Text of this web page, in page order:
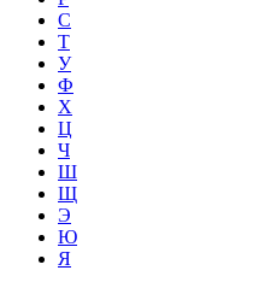
С
Т
У
Ф
Х
Ц
Ч
Ш
Щ
Э
Ю
Я